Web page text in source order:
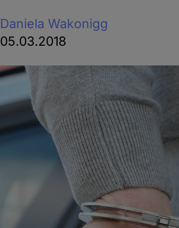
Daniela Wakonigg
05.03.2018